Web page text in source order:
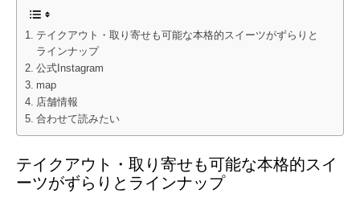
テイクアウト・取り寄せも可能な本格的スイーツがずらりと
ラインナップ
公式Instagram
map
店舗情報
合わせて読みたい
テイクアウト・取り寄せも可能な本格的スイ
ーツがずらりとラインナップ